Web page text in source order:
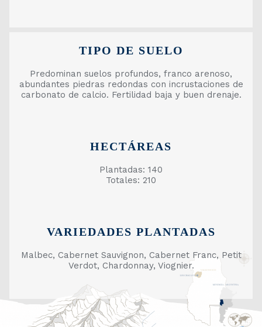
TIPO DE SUELO
Predominan suelos profundos, franco arenoso,
abundantes piedras redondas con incrustaciones de
carbonato de calcio. Fertilidad baja y buen drenaje.
HECTÁREAS
Plantadas: 140
Totales: 210
VARIEDADES PLANTADAS
Malbec, Cabernet Sauvignon, Cabernet Franc, Petit
Verdot, Chardonnay, Viognier.